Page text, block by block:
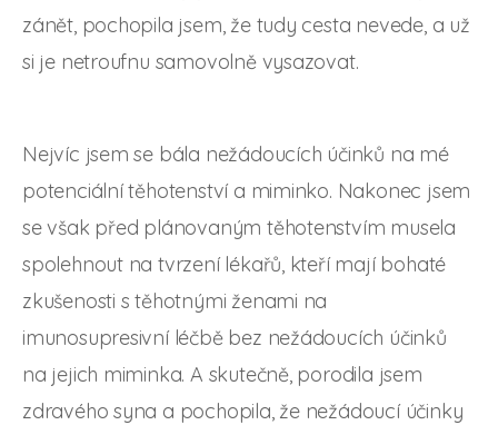
zánět, pochopila jsem, že tudy cesta nevede, a už
si je netroufnu samovolně vysazovat.
Nejvíc jsem se bála nežádoucích účinků na mé
potenciální těhotenství a miminko. Nakonec jsem
se však před plánovaným těhotenstvím musela
spolehnout na tvrzení lékařů, kteří mají bohaté
zkušenosti s těhotnými ženami na
imunosupresivní léčbě bez nežádoucích účinků
na jejich miminka. A skutečně, porodila jsem
zdravého syna a pochopila, že nežádoucí účinky